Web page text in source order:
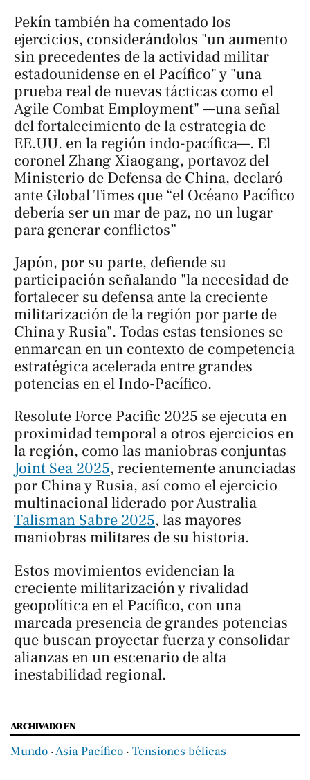
Pekín también ha comentado los
ejercicios, considerándolos "un aumento
sin precedentes de la actividad militar
estadounidense en el Pacífico" y "una
prueba real de nuevas tácticas como el
Agile Combat Employment" —una señal
del fortalecimiento de la estrategia de
EE.UU. en la región indo-pacífica—. El
coronel Zhang Xiaogang, portavoz del
Ministerio de Defensa de China, declaró
ante Global Times que “el Océano Pacífico
debería ser un mar de paz, no un lugar
para generar conflictos”
Japón, por su parte, defiende su
participación señalando "la necesidad de
fortalecer su defensa ante la creciente
militarización de la región por parte de
China y Rusia". Todas estas tensiones se
enmarcan en un contexto de competencia
estratégica acelerada entre grandes
potencias en el Indo-Pacífico.
Resolute Force Pacific 2025 se ejecuta en
proximidad temporal a otros ejercicios en
la región, como las maniobras conjuntas
Joint Sea 2025, recientemente anunciadas
por China y Rusia, así como el ejercicio
multinacional liderado por Australia
Talisman Sabre 2025, las mayores
maniobras militares de su historia.
Estos movimientos evidencian la
creciente militarización y rivalidad
geopolítica en el Pacífico, con una
marcada presencia de grandes potencias
que buscan proyectar fuerza y consolidar
alianzas en un escenario de alta
inestabilidad regional.
ARCHIVADO EN
Mundo ‧Asia Pacífico ‧ Tensiones bélicas